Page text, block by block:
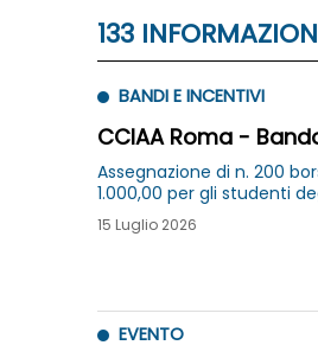
133
BANDI E INCENTIVI
CCIAA Roma -
Assegnazione di n. 200
1.000,00 per gli studenti
15 Luglio 2026
EVENTO